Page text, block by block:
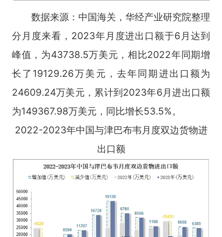
数据来源：中国海关，华经产业研究院整理
分月度来看，2023年月度进出口额于6月达到
峰值，为43738.5万美元，相比2022年同期增
长了19129.26万美元，去年同期进出口额为
24609.24万美元，累计到2023年6月进出口额
为149367.98万美元，同比增长53.5%。
2022-2023年中国与津巴布韦月度双边货物进
出口额